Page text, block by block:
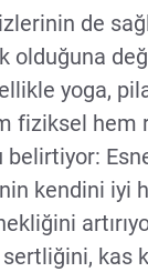
de
olduğuna
yoga,
fiziksel hem
belirtiyor:
kendini iyi
kas